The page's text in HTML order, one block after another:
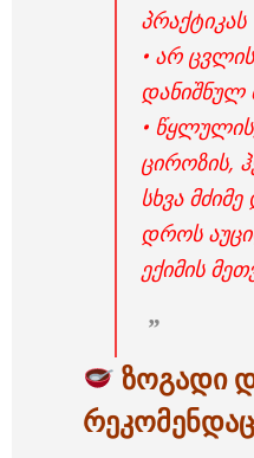
პრაქტიკას
• არ
დანიშნულ
•
ციროზის,
სხვა
დროს
ექიმის
ზოგადი